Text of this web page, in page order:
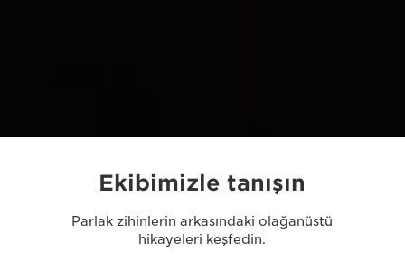
Ekibimizle tanışın
Parlak zihinlerin arkasındaki olağanüstü
hikayeleri keşfedin.